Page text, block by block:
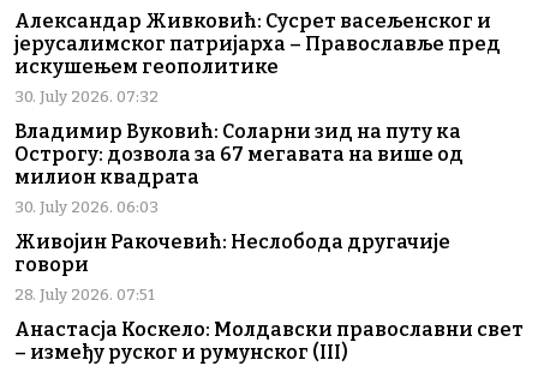
Александар Живковић: Сусрет васељенског и
јерусалимског патријарха – Православље пред
искушењем геополитике
30. July 2026. 07:32
Владимир Вуковић: Соларни зид на путу ка
Острогу: дозвола за 67 мегавата на више од
милион квадрата
30. July 2026. 06:03
Живојин Ракочевић: Неслобода другачије
говори
28. July 2026. 07:51
Анастасја Коскело: Молдавски православни свет
– између руског и румунског (III)